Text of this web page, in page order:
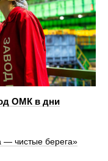
ОМК в дни
— чистые берега»